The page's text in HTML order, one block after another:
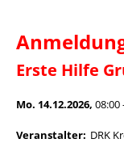
Erste Hilfe
Mo. 14.12.2026, 08:00
Veranstalter: DRK